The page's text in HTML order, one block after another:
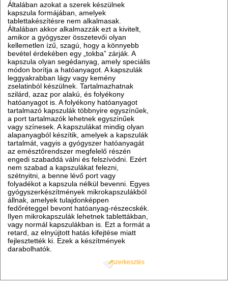
Általában azokat a szerek készülnek
kapszula formájában, amelyek
tablettakészítésre nem alkalmasak.
Általában akkor alkalmazzák ezt a kivitelt,
amikor a gyógyszer összetevői olyan
kellemetlen ízű, szagú, hogy a könnyebb
bevétel érdekében egy „tokba” zárják. A
kapszula olyan segédanyag, amely speciális
módon borítja a hatóanyagot. A kapszulák
leggyakrabban lágy vagy kemény
zselatinból készülnek. Tartalmazhatnak
szilárd, azaz por alakú, és folyékony
hatóanyagot is. A folyékony hatóanyagot
tartalmazó kapszulák többnyire egyszínűek,
a port tartalmazók lehetnek egyszínűek
vagy színesek. A kapszulákat mindig olyan
alapanyagból készítik, amelyek a kapszulák
tartalmát, vagyis a gyógyszer hatóanyagát
az emésztőrendszer megfelelő részén
engedi szabaddá válni és felszívódni. Ezért
nem szabad a kapszulákat felezni,
szétnyitni, a benne lévő port vagy
folyadékot a kapszula nélkül bevenni. Egyes
gyógyszerkészítmények mikrokapszulákból
állnak, amelyek tulajdonképpen
fedőréteggel bevont hatóanyag-részecskék.
Ilyen mikrokapszulák lehetnek tablettákban,
vagy normál kapszulákban is. Ezt a formát a
retard, az elnyújtott hatás kifejtése miatt
fejlesztették ki. Ezek a készítmények
darabolhatók.
szerkesztés